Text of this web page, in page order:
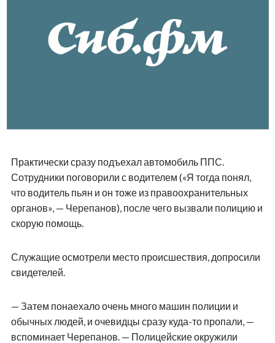
Практически сразу подъехал автомобиль ППС.
Сотрудники поговорили с водителем («Я тогда понял,
что водитель пьян и он тоже из правоохранительных
органов», — Черепанов), после чего вызвали полицию и
скорую помощь.
Служащие осмотрели место происшествия, допросили
свидетелей.
— Затем понаехало очень много машин полиции и
обычных людей, и очевидцы сразу куда-то пропали, —
вспоминает Черепанов. — Полицейские окружили